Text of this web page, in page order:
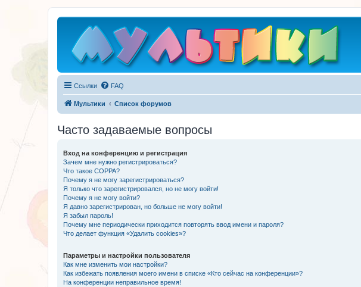
Ссылки FAQ
Мультики Список форумов
Часто задаваемые вопросы
Вход на конференцию и регистрация
Зачем мне нужно регистрироваться?
Что такое COPPA?
Почему я не могу зарегистрироваться?
Я только что зарегистрировался, но не могу войти!
Почему я не могу войти?
Я давно зарегистрирован, но больше не могу войти!
Я забыл пароль!
Почему мне периодически приходится повторять ввод имени и пароля?
Что делает функция «Удалить cookies»?
Параметры и настройки пользователя
Как мне изменить мои настройки?
Как избежать появления моего имени в списке «Кто сейчас на конференции»?
На конференции неправильное время!